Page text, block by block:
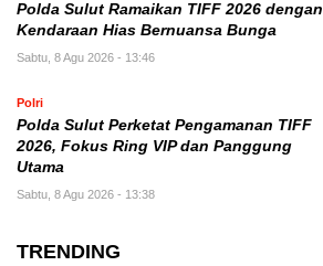
Polda Sulut Ramaikan TIFF 2026 dengan
Kendaraan Hias Bernuansa Bunga
Sabtu, 8 Agu 2026 - 13:46
Polri
Polda Sulut Perketat Pengamanan TIFF
2026, Fokus Ring VIP dan Panggung
Utama
Sabtu, 8 Agu 2026 - 13:38
TRENDING